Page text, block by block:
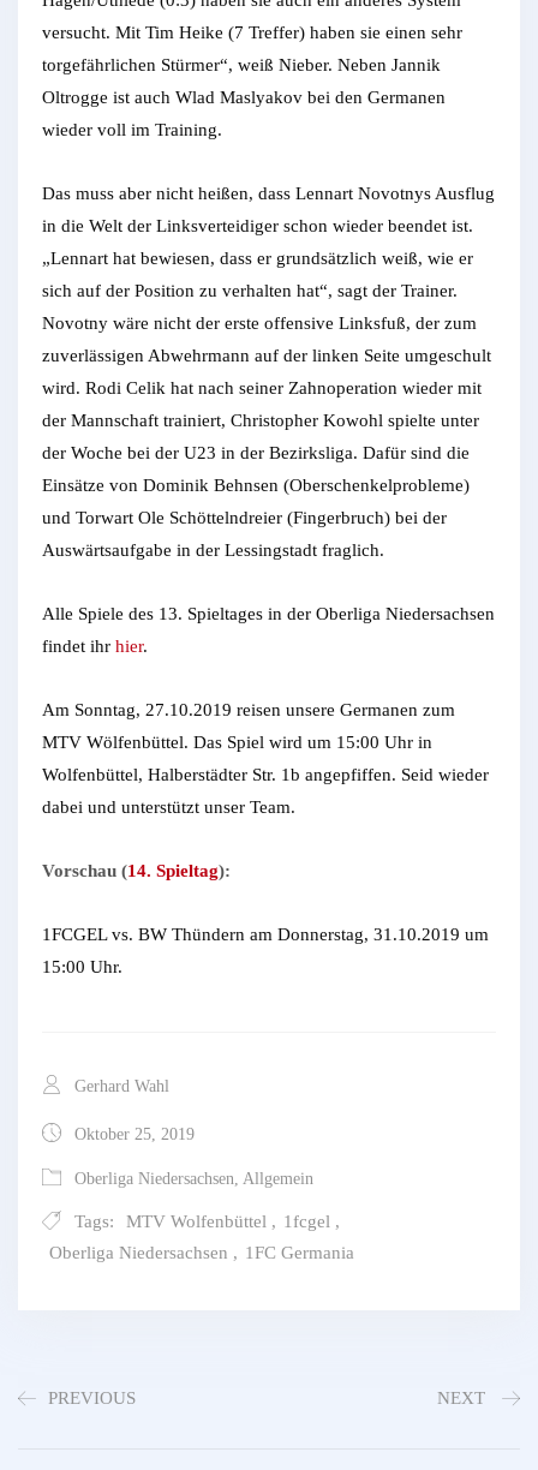
versucht. Mit Tim Heike (7 Treffer) haben sie einen sehr
torgefährlichen Stürmer“, weiß Nieber. Neben Jannik
Oltrogge ist auch Wlad Maslyakov bei den Germanen
wieder voll im Training.
Das muss aber nicht heißen, dass Lennart Novotnys Ausflug
in die Welt der Linksverteidiger schon wieder beendet ist.
„Lennart hat bewiesen, dass er grundsätzlich weiß, wie er
sich auf der Position zu verhalten hat“, sagt der Trainer.
Novotny wäre nicht der erste offensive Linksfuß, der zum
zuverlässigen Abwehrmann auf der linken Seite umgeschult
wird. Rodi Celik hat nach seiner Zahnoperation wieder mit
der Mannschaft trainiert, Christopher Kowohl spielte unter
der Woche bei der U23 in der Bezirksliga. Dafür sind die
Einsätze von Dominik Behnsen (Oberschenkelprobleme)
und Torwart Ole Schöttelndreier (Fingerbruch) bei der
Auswärtsaufgabe in der Lessingstadt fraglich.
Alle Spiele des 13. Spieltages in der Oberliga Niedersachsen
findet ihr hier.
Am Sonntag, 27.10.2019 reisen unsere Germanen zum
MTV Wölfenbüttel. Das Spiel wird um 15:00 Uhr in
Wolfenbüttel, Halberstädter Str. 1b angepfiffen. Seid wieder
dabei und unterstützt unser Team.
Vorschau (14. Spieltag):
1FCGEL vs. BW Thündern am Donnerstag, 31.10.2019 um
15:00 Uhr.
Gerhard Wahl
Oktober 25, 2019
Oberliga Niedersachsen, Allgemein
Tags: MTV Wolfenbüttel , 1fcgel ,
Oberliga Niedersachsen , 1FC Germania
PREVIOUS NEXT